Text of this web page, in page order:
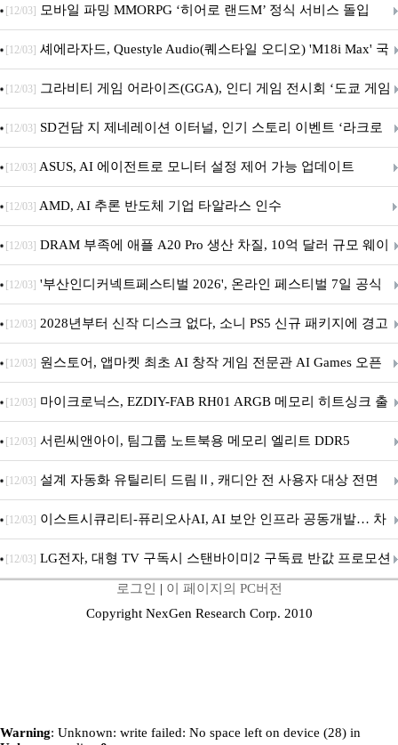
M.2 NVMe 디앤디컴 1TB
[12/03] 모바일 파밍 MMORPG ‘히어로 랜드M’ 정식 서비스 돌입
[12/03] 셰에라자드, Questyle Audio(퀘스타일 오디오) 'M18i Max' 국
내 정식 출시
[12/03] 그라비티 게임 어라이즈(GGA), 인디 게임 전시회 ‘도쿄 게임
던전 13’ 참가!
[12/03] SD건담 지 제네레이션 이터널, 인기 스토리 이벤트 ‘라크로
아의 용사’ 재개최 및 풍성한 기념 이벤트 실시!
[12/03] ASUS, AI 에이전트로 모니터 설정 제어 가능 업데이트
[12/03] AMD, AI 추론 반도체 기업 타알라스 인수
[12/03] DRAM 부족에 애플 A20 Pro 생산 차질, 10억 달러 규모 웨이
퍼 대기
[12/03] '부산인디커넥트페스티벌 2026', 온라인 페스티벌 7일 공식
개막... 22일간 진행
[12/03] 2028년부터 신작 디스크 없다, 소니 PS5 신규 패키지에 경고
문 추가
[12/03] 원스토어, 앱마켓 최초 AI 창작 게임 전문관 AI Games 오픈
[12/03] 마이크로닉스, EZDIY-FAB RH01 ARGB 메모리 히트싱크 출
시
[12/03] 서린씨앤아이, 팀그룹 노트북용 메모리 엘리트 DDR5
5600MHz 16GB 출시
[12/03] 설계 자동화 유틸리티 드림Ⅱ, 캐디안 전 사용자 대상 전면
무상 배포
[12/03] 이스트시큐리티-퓨리오사AI, AI 보안 인프라 공동개발… 차
세대 AI 보안 플랫폼 구축
[12/03] LG전자, 대형 TV 구독시 스탠바이미2 구독료 반값 프로모션
로그인 | 이 페이지의 PC버전
Copyright NexGen Research Corp. 2010
Warning: Unknown: write failed: No space left on device (28) in